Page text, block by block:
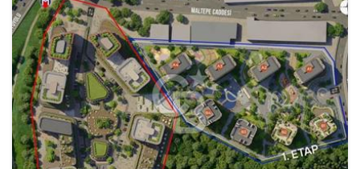
Bu tanım uyarınca, CB Gayrimenkul Franchising
Pazarlama ve Danışmanlık Hizmetleri A.Ş. iş
ortakları, çalışanları ve müşterileri başta olmak
üzere üçüncü kişiler de dahil, topladıkları tüm
verilerin kişisel veri kapsamına girip girmediğini
tespit edecek ve bu verileri KVKK’nundaki kurallara
uygun olarak işleyecektir.
Kişisel verilerin işlenmesi; tamamen veya kısmen
otomatik olan ya da herhangi bir veri kayıt
sisteminin parçası olmak kaydıyla otomatik